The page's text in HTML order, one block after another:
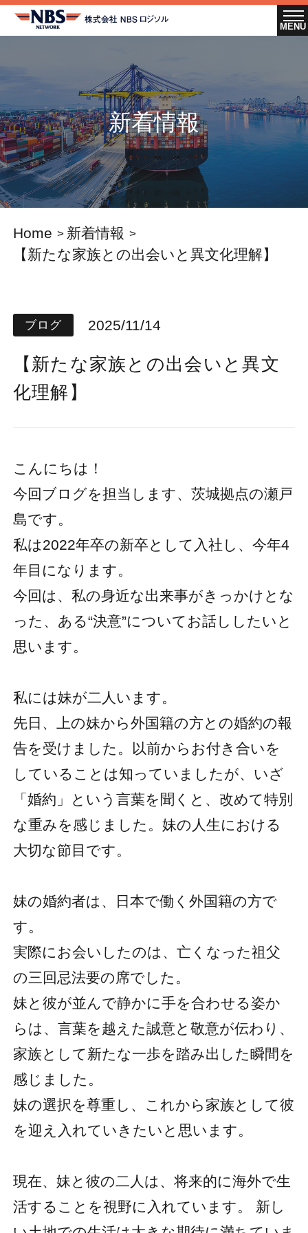
新着情報
Home
新着情報
【新たな家族との出会いと異文化理解】
ブログ 2025/11/14
【新たな家族との出会いと異文
化理解】
こんにちは！
今回ブログを担当します、茨城拠点の瀬戸
島です。
私は2022年卒の新卒として入社し、今年4
年目になります。
今回は、私の身近な出来事がきっかけとな
った、ある“決意”についてお話ししたいと
思います。
私には妹が二人います。
先日、上の妹から外国籍の方との婚約の報
告を受けました。以前からお付き合いを
していることは知っていましたが、いざ
「婚約」という言葉を聞くと、改めて特別
な重みを感じました。妹の人生における
大切な節目です。
妹の婚約者は、日本で働く外国籍の方で
す。
実際にお会いしたのは、亡くなった祖父
の三回忌法要の席でした。
妹と彼が並んで静かに手を合わせる姿か
らは、言葉を越えた誠意と敬意が伝わり、
家族として新たな一歩を踏み出した瞬間を
感じました。
妹の選択を尊重し、これから家族として彼
を迎え入れていきたいと思います。
現在、妹と彼の二人は、将来的に海外で生
活することを視野に入れています。 新し